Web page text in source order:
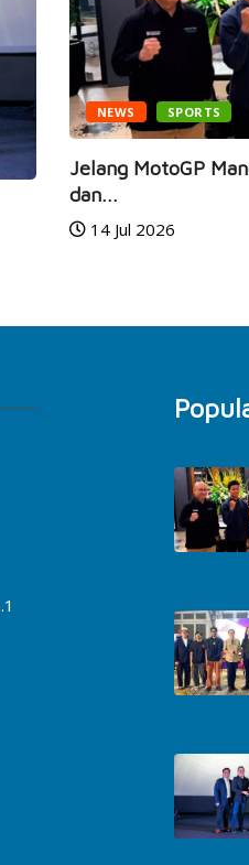
NEWS SPORTS
Jelang MotoGP
dan...
14 Jul 2026